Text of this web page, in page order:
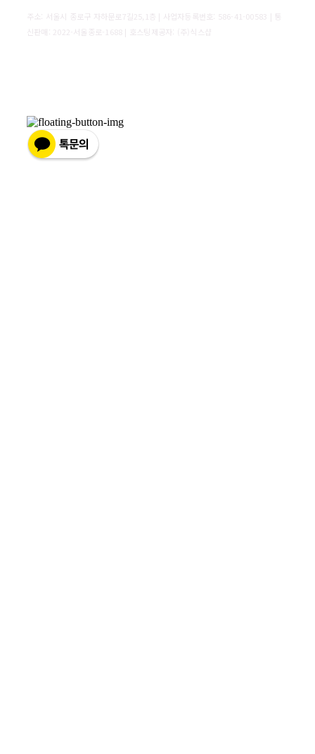
주소: 서울시 종로구 자하문로7길25,1층 | 사업자등록번호: 586-41-00583 | 통
신판매:
2022-서울종로-1688 | 호스팅제공자: (주)식스샵